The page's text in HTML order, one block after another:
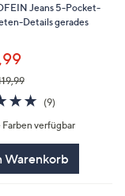
Jeans 5-Pocket-
Details gerades
4.7
von
5
(9)9
verfügbar
Warenkorb